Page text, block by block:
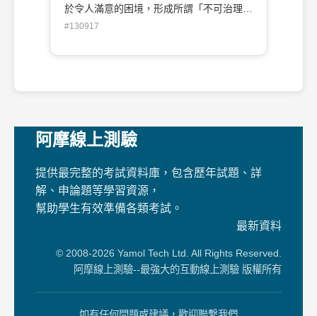
於令人滿意的困境，形成所謂「不可治理」
（ungovernability），下列那一項是主要原
的權威升高(C)公務人員數量增加(D)政府機
#130917
阿摩線上測驗
提供最完整的考試資料庫，包含歷年試題、詳
解、申論題等學習資源，
幫助學生有效準備各類考試。
最新資料
© 2008-2026 Yamol Tech Ltd. All Rights Reserved.
阿摩線上測驗--最強大的互動線上測驗 版權所有